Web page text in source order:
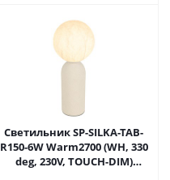
Светильник SP-SILKA-TAB-
R150-6W Warm2700 (WH, 330
deg, 230V, TOUCH-DIM)